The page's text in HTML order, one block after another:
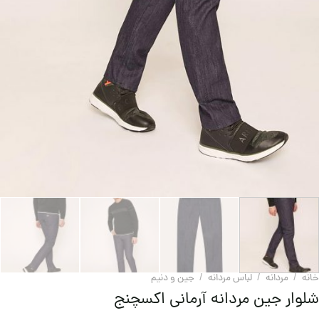
خانه / مردانه / لباس مردانه / جین و دنيم
شلوار جین مردانه آرمانی اکسچنج